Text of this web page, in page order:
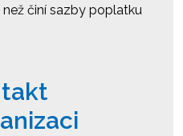
činí sazby poplatku